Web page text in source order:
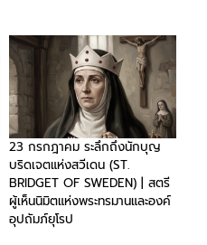
23 กรกฎาคม ระลึกถึงนักบุญ
บริดเจตแห่งสวีเดน (ST.
BRIDGET OF SWEDEN) | สตรี
ผู้เห็นนิมิตแห่งพระทรมานและองค์
อุปถัมภ์ยุโรป